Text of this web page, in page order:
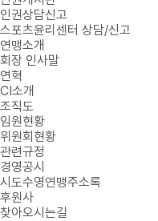
인권상담신고
스포츠윤리센터 상담/신고
연맹소개
회장 인사말
연혁
CI소개
조직도
임원현황
위원회현황
관련규정
경영공시
시도수영연맹주소록
후원사
찾아오시는길